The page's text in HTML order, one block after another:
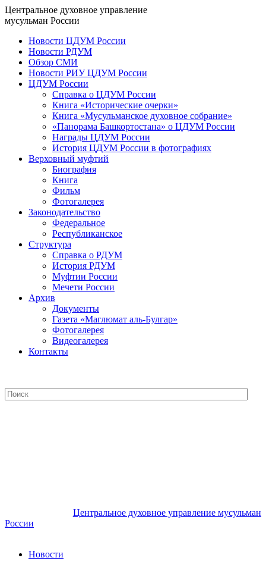
Центральное духовное управление
мусульман России
Новости ЦДУМ России
Новости РДУМ
Обзор СМИ
Новости РИУ ЦДУМ России
ЦДУМ России
Справка о ЦДУМ России
Книга «Исторические очерки»
Книга «Мусульманское духовное собрание»
«Панорама Башкортостана» о ЦДУМ России
Награды ЦДУМ России
История ЦДУМ России в фотографиях
Верховный муфтий
Биография
Книга
Фильм
Фотогалерея
Законодательство
Федеральное
Республиканское
Структура
Справка о РДУМ
История РДУМ
Муфтии России
Мечети России
Архив
Документы
Газета «Маглюмат аль-Булгар»
Фотогалерея
Видеогалерея
Контакты
Центральное духовное управление мусульман
России
Новости